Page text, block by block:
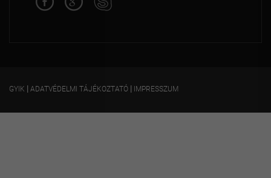
GYIK | ADATVÉDELMI TÁJÉKOZTATÓ | IMPRESSZUM